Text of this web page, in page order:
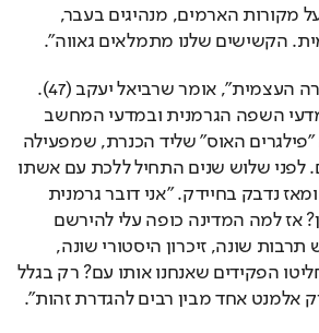
היום הילדים לומדים על מקורות הארמים, מנהיגים בעבר,
הקשישים שלנו מתמלאים גאווה".
"מגיעה לי זכות ההגדרה העצמית", אומר שרביאל יעקב (47).
הוא בעל תואר שני במדעי השפה הגרמנית ובמדעי המחשב
ועובד בבית ההארחה "פילגרים האוס" שליד הכנרת, שמפעילה
עמותת נזירים גרמנים. לפני שלוש שנים התחיל ללכת עם אשתו
לקורס ערב בארמית, ומאז נדבק בחיידק. "אני דובר גרמנית
אבל אני לא גרמני, נכון? אז למה המדינה כופה עלי להירשם
כערבי? לנו ולערבים יש תרבות שונה, זיכרון היסטורי שונה,
מוסיקה שונה. איך החליטו הפקידים שאנחנו אותו עם? רק בגלל
אחד מבין רבים להגדרת זהות".